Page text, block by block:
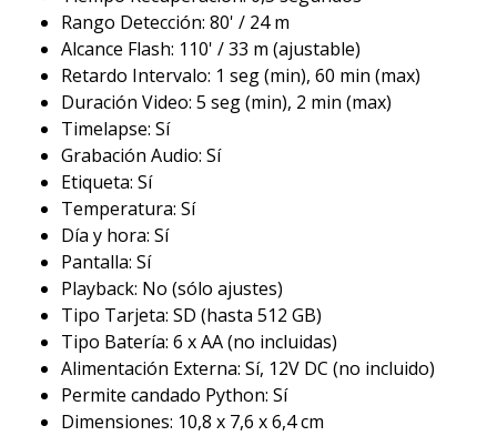
Rango Detección: 80' / 24 m
Alcance Flash: 110' / 33 m (ajustable)
Retardo Intervalo: 1 seg (min), 60 min (max)
Duración Video: 5 seg (min), 2 min (max)
Timelapse: Sí
Grabación Audio: Sí
Etiqueta: Sí
Temperatura: Sí
Día y hora: Sí
Pantalla: Sí
Playback: No (sólo ajustes)
Tipo Tarjeta: SD (hasta 512 GB)
Tipo Batería: 6 x AA (no incluidas)
Alimentación Externa: Sí, 12V DC (no incluido)
Permite candado Python: Sí
Dimensiones: 10,8 x 7,6 x 6,4 cm